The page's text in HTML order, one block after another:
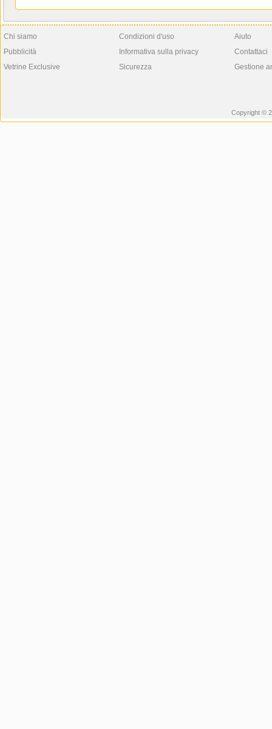
Chi siamo
Pubblicità
Vetrine Exclusive
Condizioni d'uso
Informativa sulla privacy
Sicurezza
Aiuto
Contattaci
Gestione
Copyright ©